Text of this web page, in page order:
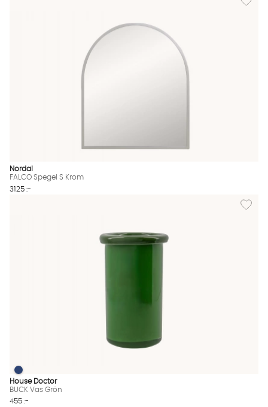
Nordal
FALCO Spegel S Krom
3125 :-
Lägg
BUCK Vas Grön Finns även i dessa färger:
BUCK Vas Grön
House Doctor
BUCK Vas Grön
455 :-